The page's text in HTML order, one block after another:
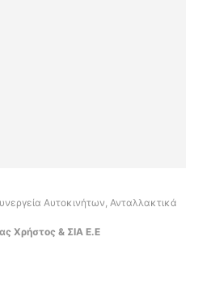
Αυτοκινήτων, Ανταλλακτικά
Χρήστος & ΣΙΑ Ε.Ε